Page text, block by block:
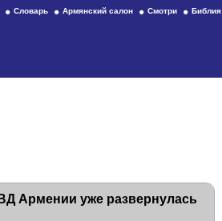
Словарь Армянский салон Смотри Библия
Армении уже развернулась